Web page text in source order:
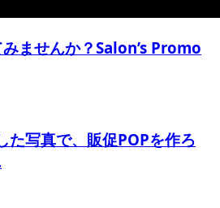
ませんか？Salon’s Promo
写真で、販促POPを作ろ